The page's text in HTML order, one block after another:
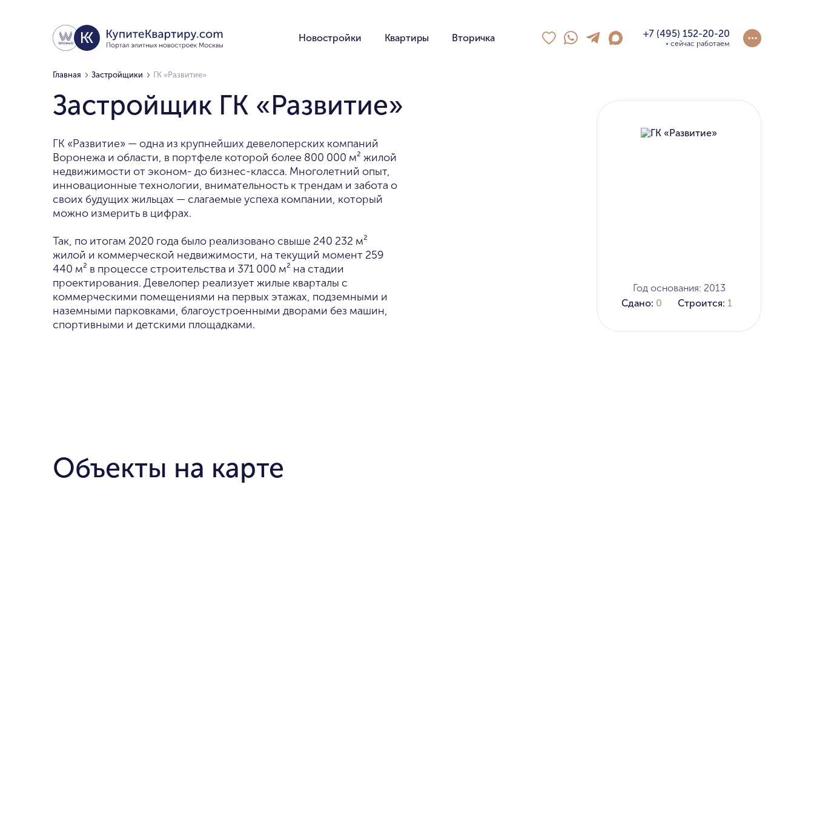
Новостройки Квартиры Вторичка +7 (495) 152-20-20
сейчас работаем
Главная Застройщики ГК «Развитие»
Застройщик ГК «Развитие»
ГК «Развитие» — одна из крупнейших девелоперских компаний
Воронежа и области, в портфеле которой более 800 000 м² жилой
недвижимости от эконом- до бизнес-класса. Многолетний опыт,
инновационные технологии, внимательность к трендам и забота о
своих будущих жильцах — слагаемые успеха компании, который
можно измерить в цифрах.
Так, по итогам 2020 года было реализовано свыше 240 232 м²
жилой и коммерческой недвижимости, на текущий момент 259
440 м² в процессе строительства и 371 000 м² на стадии
проектирования. Девелопер реализует жилые кварталы с
коммерческими помещениями на первых этажах, подземными и
наземными парковками, благоустроенными дворами без машин,
спортивными и детскими площадками.
Год основания: 2013
Сдано: 0 Строится: 1
Объекты на карте